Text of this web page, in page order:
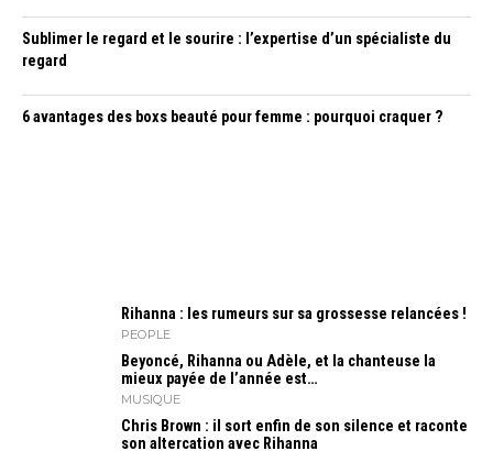
Sublimer le regard et le sourire : l’expertise d’un spécialiste du
regard
6 avantages des boxs beauté pour femme : pourquoi craquer ?
Rihanna : les rumeurs sur sa grossesse relancées !
PEOPLE
Beyoncé, Rihanna ou Adèle, et la chanteuse la
mieux payée de l’année est…
MUSIQUE
Chris Brown : il sort enfin de son silence et raconte
son altercation avec Rihanna